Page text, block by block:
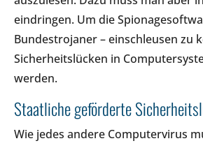
eindringen. Um die
Bundestrojaner – einschleusen zu
Sicherheitslücken in
werden.
Staatliche geförderte
Wie jedes andere Computervirus